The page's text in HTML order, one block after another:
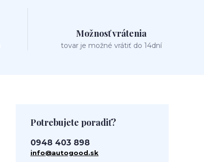
Možnosť vrátenia
tovar je možné vrátiť do 14dní
Potrebujete poradiť?
0948 403 898
info@autogood.sk